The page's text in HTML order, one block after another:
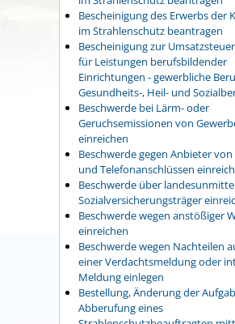
Bescheinigung des Erwerbs der
im Strahlenschutz beantragen
Bescheinigung zur
für Leistungen berufsbildender
Einrichtungen - gewerbliche
Gesundheits-, Heil- und
Beschwerde bei Lärm- oder
Geruchsemissionen von
einreichen
Beschwerde gegen Anbieter
und Telefonanschlüssen
Beschwerde über
Sozialversicherungsträger
Beschwerde wegen anstößiger
einreichen
Beschwerde wegen Nachteilen
einer Verdachtsmeldung oder
Meldung einlegen
Bestellung, Änderung der
Abberufung eines